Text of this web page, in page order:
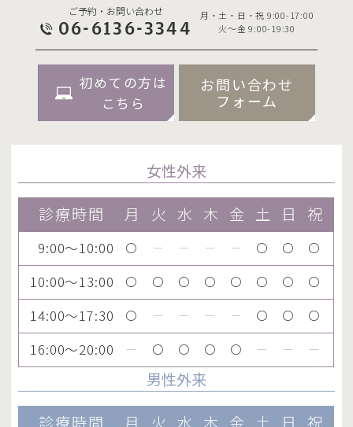
ご予約・お問い合わせ
06-6136-3344
月・土・日・祝 9:00-17:00
火～金 9:00-19:30
初めての方は
こちら
お問い合わせ
フォーム
女性外来
診療時間
月 火 水 木 金 土 日 祝
9:00～10:00 〇 ー ー ー ー 〇 〇 〇
10:00～13:00 〇 〇 〇 〇 〇 〇 〇 〇
14:00～17:30 〇 ー ー ー ー 〇 〇 〇
16:00～20:00 ー 〇 〇 〇 〇 ー ー ー
男性外来
診療時間
月 火 水 木 金 土 日 祝